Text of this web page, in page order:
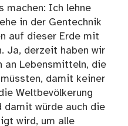
machen: Ich lehne
in der Gentechnik
auf dieser Erde mit
Ja, derzeit haben wir
an Lebensmitteln, die
damit keiner
Weltbevölkerung
damit würde auch die
wird, um alle